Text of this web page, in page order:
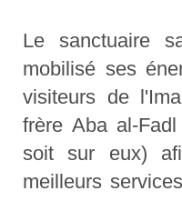
Le sanctuaire
mobilisé ses
visiteurs de
frère Aba al-
soit sur eux)
meilleurs